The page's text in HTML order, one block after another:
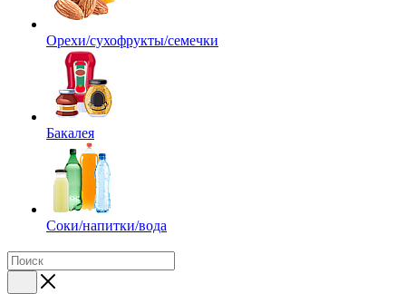
Орехи/сухофрукты/семечки
Бакалея
Соки/напитки/вода